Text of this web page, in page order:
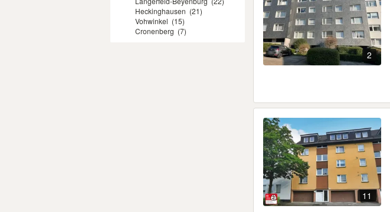
Heckinghausen (21)
Vohwinkel (15)
Cronenberg (7)
2
11